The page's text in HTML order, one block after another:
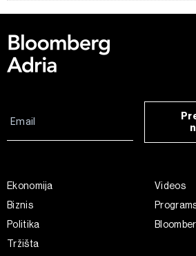
Ekonomija
Biznis
Politika
Tržišta
Videos